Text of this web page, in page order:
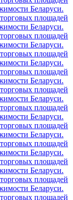
Беларуси.
площадей
Беларуси.
площадей
Беларуси.
площадей
Беларуси.
площадей
Беларуси.
площадей
Беларуси.
площадей
Беларуси.
площадей
Беларуси.
площадей
Беларуси.
площадей
Беларуси.
площадей
Беларуси.
площадей